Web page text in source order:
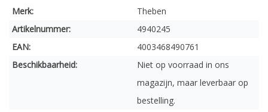
Merk:
Theben
Artikelnummer:
4940245
EAN:
4003468490761
Beschikbaarheid:
Niet op voorraad in ons
magazijn, maar leverbaar op
bestelling.